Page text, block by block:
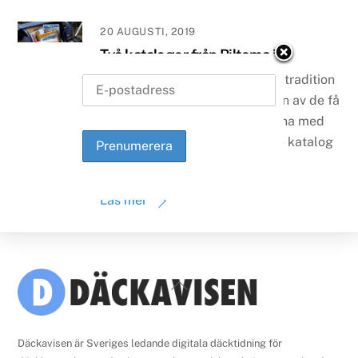
20 AUGUSTI, 2019
Två kataloger från Biltema i år
Biltemakatalogens har en lång tradition
i de nordiska länderna och är en av de få
kvarvarande tryckta katalogerna med
full distribution. Biltemas 142:e katalog
släpptes […]
Läs mer
Back
To
Däckavisen är Sveriges ledande digitala däcktidning för